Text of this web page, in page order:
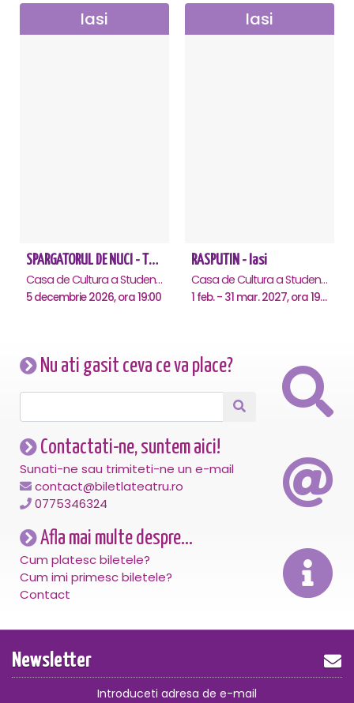
Iasi
SPARGATORUL DE NUCI - Turneu National - Iasi
Casa de Cultura a Studentilor , Iasi
5 decembrie 2026, ora 19:00
Iasi
RASPUTIN - Iasi
Casa de Cultura a Studentilor , Iasi
1 feb. - 31 mar. 2027, ora 19:00
Nu ati gasit ceva ce va place?
Contactati-ne, suntem aici!
Sunati-ne sau trimiteti-ne un e-mail
contact@biletlateatru.ro
0775346324
Afla mai multe despre...
Cum platesc biletele?
Cum imi primesc biletele?
Contact
Newsletter
Introduceti adresa de e-mail